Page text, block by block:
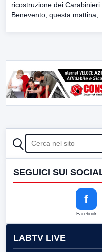
ricostruzione dei
Benevento, questa mattina,...
CERCA
SEGUICI SUI
f
Facebook
LABTV LIVE